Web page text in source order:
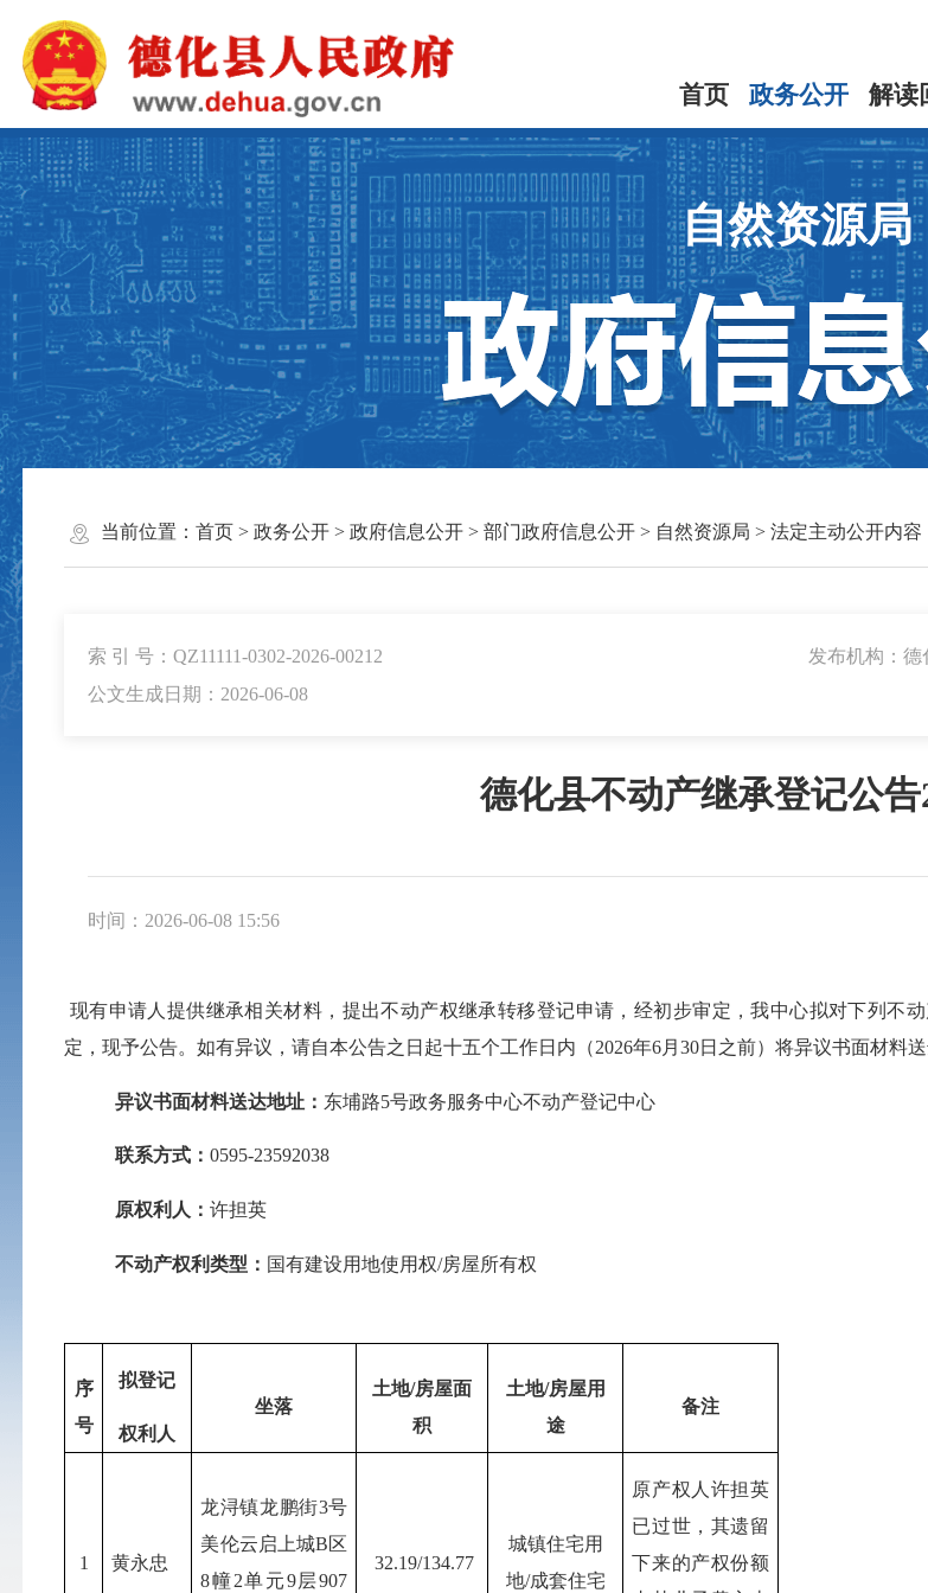
首页 政务公开 解读
自然资源局
当前位置： 首页> 政务公开> 政府信息公开> 部门政府信息公开> 自然资源局 > 法定主动公开内容
索 引 号：QZ11111-0302-2026-00212
发布机构：
公文生成日期：2026-06-08
德化县不动产继承登记公告
时间：2026-06-08 15:56
现有申请人提供继承相关材料，提出不动产权继承转移登记申请，经初步审定，我中心拟对下列不
定，现予公告。如有异议，请自本公告之日起十五个工作日内（2026年6月30日之前）将异议书面材料
异议书面材料送达地址： 东埔路5号政务服务中心不动产登记中心
联系方式：0595-23592038
原权利人：许担英
不动产权利类型： 国有建设用地使用权/房屋所有权
序
号
拟登记
权利人
坐落
土地/房屋面
积
土地/房屋用
途
备注
1 黄永忠
龙浔镇龙鹏街3号
美伦云启上城B区
8幢2单元9层907
32.19/134.77
城镇住宅用
地/成套住宅
原产权人许担英
已过世，其遗留
下来的产权份额